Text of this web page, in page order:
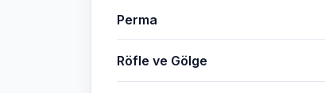
Perma
Röfle ve Gölge